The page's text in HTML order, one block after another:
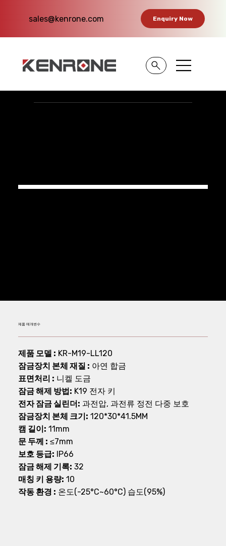
sales@kenrone.com Enquiry Now
제품 매개변수
제품 모델 : KR-M19-LL120
잠금장치 본체 재질 : 아연 합금
표면처리 : 니켈 도금
잠금 해제 방법: K19 전자 키
전자 잠금 실린더: 과전압, 과전류 정전 다중 보호
잠금장치 본체 크기: 120*30*41.5MM
캠 길이: 11mm
문 두께 : ≤7mm
보호 등급: IP66
잠금 해제 기록: 32
매칭 키 용량: 10
작동 환경 : 온도(-25°C~60°C) 습도(95%)